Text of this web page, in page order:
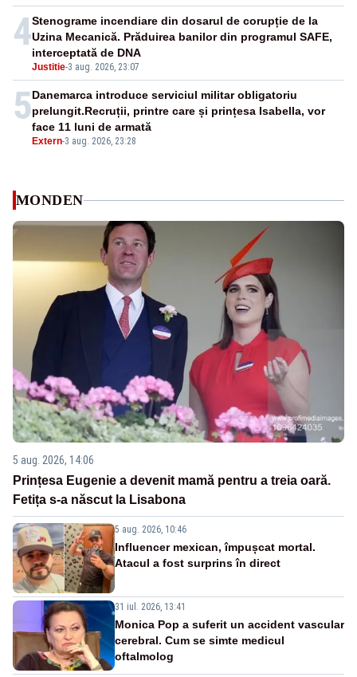
4
Justitie-3 aug. 2026, 23:07
Stenograme incendiare din dosarul de corupție de la
Uzina Mecanică. Prăduirea banilor din programul SAFE,
interceptată de DNA
5
Extern-3 aug. 2026, 23:28
Danemarca introduce serviciul militar obligatoriu
prelungit.Recruții, printre care și prințesa Isabella, vor
face 11 luni de armată
MONDEN
5 aug. 2026, 14:06
Prințesa Eugenie a devenit mamă pentru a treia oară.
Fetița s-a născut la Lisabona
5 aug. 2026, 10:46
Influencer mexican, împușcat mortal.
Atacul a fost surprins în direct
31 iul. 2026, 13:41
Monica Pop a suferit un accident vascular
cerebral. Cum se simte medicul
oftalmolog